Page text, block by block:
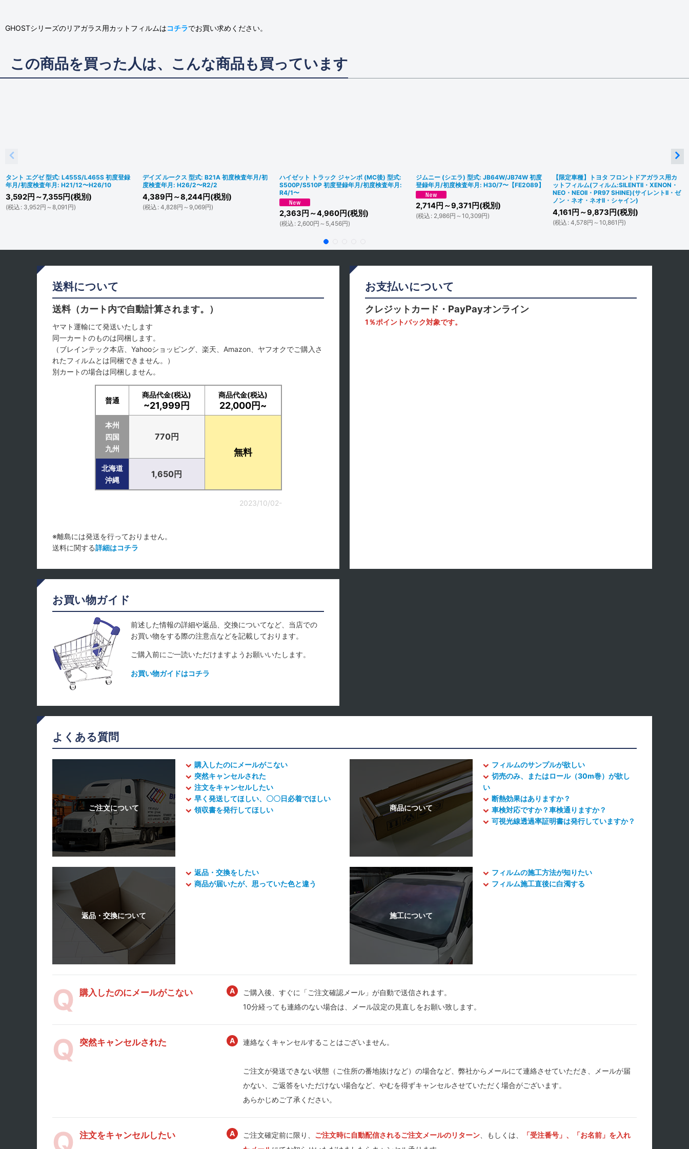
GHOSTシリーズのリアガラス用カットフィルムはコチラでお買い求めください。
この商品を買った人は、こんな商品も買っています
タント エグゼ 型式: L455S/L465S 初度登録
年月/初度検査年月: H21/12〜H26/10
3,592円 ～7,355円(税別)
(税込 : 3,952円 ～8,091 円)
デイズ ルークス 型式: B21A 初度検査年月/初
度検査年月: H26/2〜R2/2
4,389 円 ～8,244円(税別)
(税込 : 4,828円 ～9,069円)
ハイゼット トラック ジャンボ (MC後) 型式:
S500P/S510P 初度登録年月/初度検査年月:
R4/1〜
2,363 円 ～4,960円(税別)
(税込 : 2,600円 ～5,456円)
ジムニー (シエラ) 型式: JB64W/JB74W 初度
登録年月/初度検査年月: H30/7〜【FE2089】
2,714円 ～9,371 円(税別)
(税込 : 2,986円 ～10,309円)
【限定車種】トヨタ フロントドアガラス用カ
ットフィルム(フィルム:SILENTII・XENON・
NEO・NEOII・PR97 SHINE)(サイレントII・ゼ
ノン・ネオ・ネオII・シャイン)
4,161 円 ～9,873 円(税別)
(税込 : 4,578円 ～10,861 円)
送料について
送料（カート内で自動計算されます。）
ヤマト運輸にて発送いたします
同一カートのものは同梱します。
（ブレインテック本店、Yahooショッピング、楽天、Amazon、ヤフオクでご購入さ
れたフィルムとは同梱できません。）
別カートの場合は同梱しません。
普通
商品代金(税込)
~21,999円
商品代金(税込)
22,000円~
本州
四国
九州
770円
無料
北海道
沖縄
1,650円
2023/10/02-
※離島には発送を行っておりません。
送料に関する詳細はコチラ
お支払いについて
クレジットカード・PayPayオンライン
1％ポイントバック対象です。
お買い物ガイド
前述した情報の詳細や返品、交換についてなど、当店での
お買い物をする際の注意点などを記載しております。
ご購入前にご一読いただけますようお願いいたします。
お買い物ガイドはコチラ
よくある質問
購入したのにメールがこない
突然キャンセルされた
注文をキャンセルしたい
早く発送してほしい、〇〇日必着でほしい
領収書を発行してほしい
フィルムのサンプルが欲しい
切売のみ、またはロール（30m巻）が欲し
い
断熱効果はありますか？
車検対応ですか？車検通りますか？
可視光線透過率証明書は発行していますか？
返品・交換をしたい
商品が届いたが、思っていた色と違う
フィルムの施工方法が知りたい
フィルム施工直後に白濁する
購入したのにメールがこない
ご購入後、すぐに「ご注文確認メール」が自動で送信されます。
10分経っても連絡のない場合は、メール設定の見直しをお願い致します。
突然キャンセルされた 連絡なくキャンセルすることはございません。
ご注文が発送できない状態（ご住所の番地抜けなど）の場合など、弊社からメールにて連絡させていただき、メールが届
かない、ご返答をいただけない場合など、やむを得ずキャンセルさせていただく場合がございます。
あらかじめご了承ください。
注文をキャンセルしたい ご注文確定前に限り、 ご注文時に自動配信されるご注文メールのリターン、もしくは、
「受注番号」、「お名前」を入れ